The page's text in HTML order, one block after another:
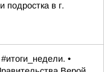
подростка в г.
•